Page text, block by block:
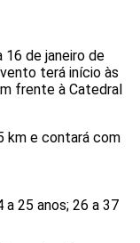
16 de janeiro de
terá início às
frente à Catedral
km e contará com
a 25 anos; 26 a 37